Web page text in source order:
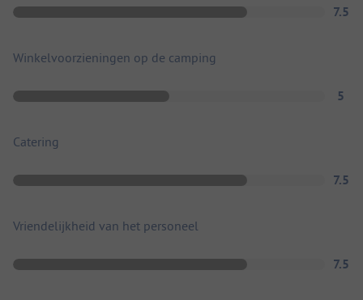
7.5
Winkelvoorzieningen op de camping
5
Catering
7.5
Vriendelijkheid van het personeel
7.5